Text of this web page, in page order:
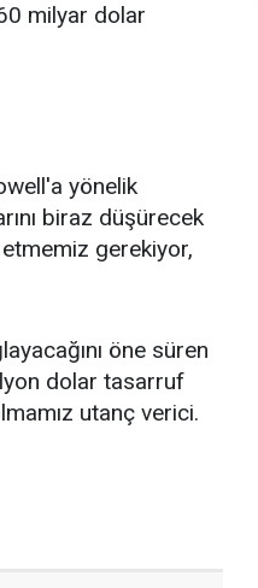
milyar dolar
yönelik
biraz düşürecek
gerekiyor,
öne süren
dolar tasarruf
utanç verici.